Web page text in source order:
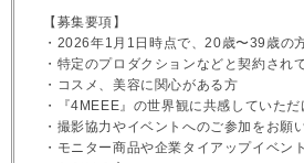
【募集要項】
・2026年1月1日時点で、20歳〜39歳の
・特定のプロダクションなどと契約され
・コスメ、美容に関心がある方
・『4MEEE』の世界観に共感していただ
・撮影協力やイベントへのご参加をお願
・モニター商品や企業タイアップイベン